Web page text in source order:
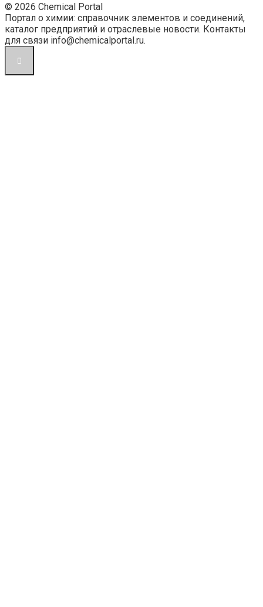
© 2026 Chemical Portal
Портал о химии: справочник элементов и соединений,
каталог предприятий и отраслевые новости. Контакты
для связи info@chemicalportal.ru.